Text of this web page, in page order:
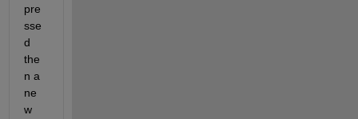
pre
sse
d
the
n a
ne
w